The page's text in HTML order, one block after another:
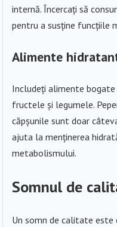
internă. Încercați să
pentru a susține funcțiile
Alimente
Includeți alimente
fructele și legumele.
căpșunile sunt doar
ajuta la menținerea
metabolismului.
Somnul de
Un somn de calitate